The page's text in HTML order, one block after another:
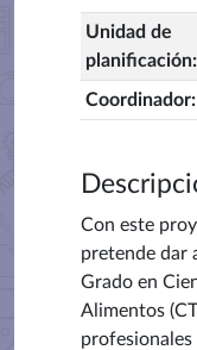
Unidad de
planificación:
Coordinador:
Con este
pretende dar
Grado en
Alimentos